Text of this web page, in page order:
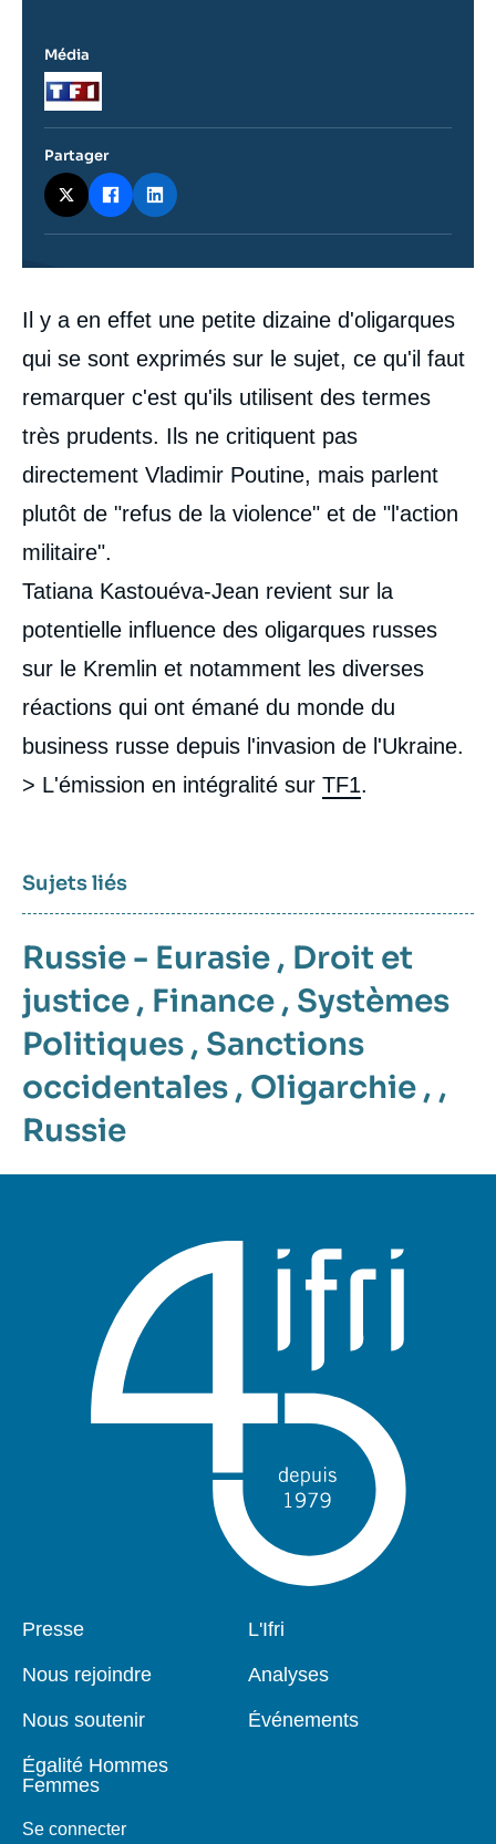
Contenu
intervention
médiatique
Il y a en effet une petite dizaine d'oligarques
qui se sont exprimés sur le sujet, ce qu'il faut
remarquer c'est qu'ils utilisent des termes
très prudents. Ils ne critiquent pas
directement Vladimir Poutine, mais parlent
plutôt de "refus de la violence" et de "l'action
militaire".
Tatiana Kastouéva-Jean revient sur la
potentielle influence des oligarques russes
sur le Kremlin et notamment les diverses
réactions qui ont émané du monde du
business russe depuis l'invasion de l'Ukraine.
> L'émission en intégralité sur TF1.
Média
Logo
Partager
Sujets liés
Russie - Eurasie , Droit et
justice , Finance , Systèmes
Politiques , Sanctions
occidentales , Oligarchie , ,
Russie
Pied
Presse
Nous rejoindre
Nous soutenir
Égalité Hommes
Femmes
Se connecter
Navigation
L'Ifri
Analyses
Événements